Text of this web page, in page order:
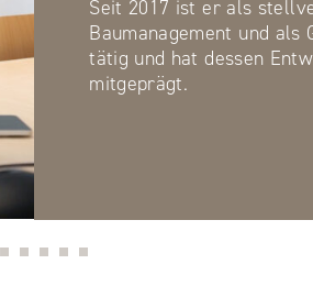
Seit 2017 ist er als
Baumanagement und
tätig und hat dessen
mitgeprägt.